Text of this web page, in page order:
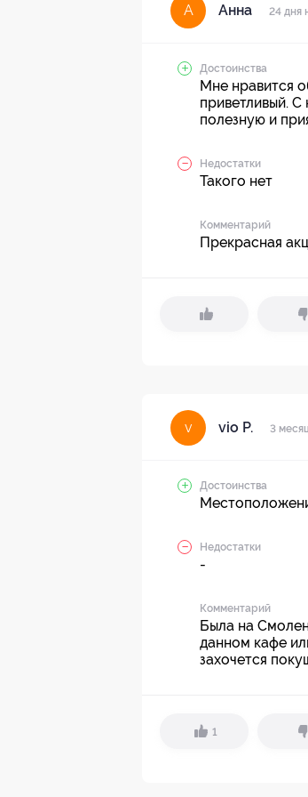
А Анна 24 дня
Достоинства
Мне нравится
приветливый.
полезную и
Недостатки
Такого нет
Комментарий
Прекрасная
v vio Р. 3
Достоинства
Недостатки
-
Комментарий
Была на
данном кафе
захочется
1